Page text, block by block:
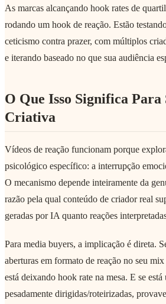
As marcas alcançando hook rates de
rodando um hook de reação. Estão
ceticismo contra prazer, com múltiplos
e iterando baseado no que sua audiência
O Que Isso Significa Para
Criativa
Vídeos de reação funcionam porque
psicológico específico: a interrupção
O mecanismo depende inteiramente da
razão pela qual conteúdo de criador real
geradas por IA quanto reações
Para media buyers, a implicação é direta.
aberturas em formato de reação no seu
está deixando hook rate na mesa. E se
pesadamente dirigidas/roteirizadas,